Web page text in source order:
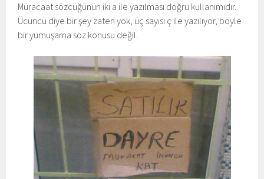
Müracaat sözcüğünün iki a ile yazılması doğru kullanımıdır.
Ücüncü diye bir şey zaten yok, üç sayısı ç ile yazılıyor, böyle
bir yumuşama söz konusu değil.